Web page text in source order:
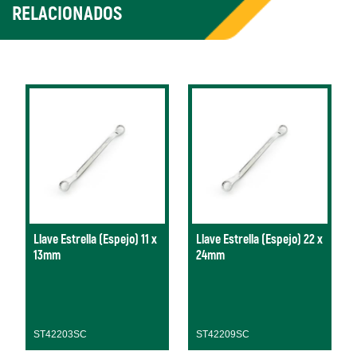
RELACIONADOS
Llave Estrella (Espejo) 11 x
13mm
ST42203SC
Llave Estrella (Espejo) 22 x
24mm
ST42209SC